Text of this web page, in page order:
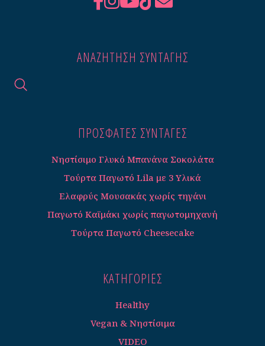
ΑΝΑΖΉΤΗΣΗ ΣΥΝΤΑΓΉΣ
ΠΡΟΣΦΑΤΕΣ ΣΥΝΤΑΓΈΣ
Νηστίσιμο Γλυκό Μπανάνα Σοκολάτα
Τούρτα Παγωτό Lila με 3 Υλικά
Ελαφρύς Μουσακάς χωρίς τηγάνι
Παγωτό Καϊμάκι χωρίς παγωτομηχανή
Τούρτα Παγωτό Cheesecake
ΚΑΤΗΓΟΡΊΕΣ
Healthy
Vegan & Νηστίσιμα
VIDEO